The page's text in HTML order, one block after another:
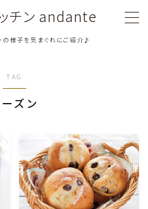
チン andante
の様子を気まぐれにご紹介♪
TAG
ーズン